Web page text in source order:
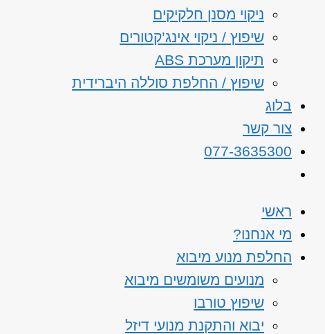
ניקוי מסנן חלקיקים
שיפוץ / ניקוי אינג’קטורים
תיקון מערכת ABS
שיפוץ / החלפת סוללה היברידית
בלוג
צור קשר
077-3635300
ראשי
מי אנחנו?
החלפת מנוע מיבוא
מנועים משומשים מיבוא
שיפוץ טורבו
יבוא והתקנת מנועי דיזל